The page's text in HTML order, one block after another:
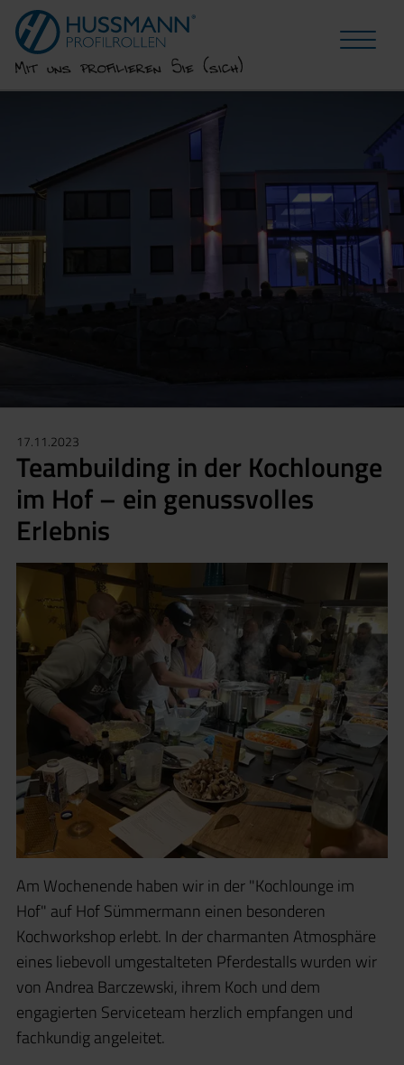
17.11.2023
Teambuilding in der Kochlounge
im Hof – ein genussvolles
Erlebnis
Am Wochenende haben wir in der "Kochlounge im
Hof" auf Hof Sümmermann einen besonderen
Kochworkshop erlebt. In der charmanten Atmosphäre
eines liebevoll umgestalteten Pferdestalls wurden wir
von Andrea Barczewski, ihrem Koch und dem
engagierten Serviceteam herzlich empfangen und
fachkundig angeleitet.